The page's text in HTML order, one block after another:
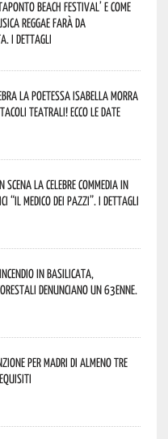
beach festival’ e come
reggae farà da
I dettagli
la poetessa Isabella Morra
teatrali! Ecco le date
scena la celebre commedia in
“Il medico dei pazzi”. I dettagli
in Basilicata,
denunciano un 63enne.
per madri di almeno tre